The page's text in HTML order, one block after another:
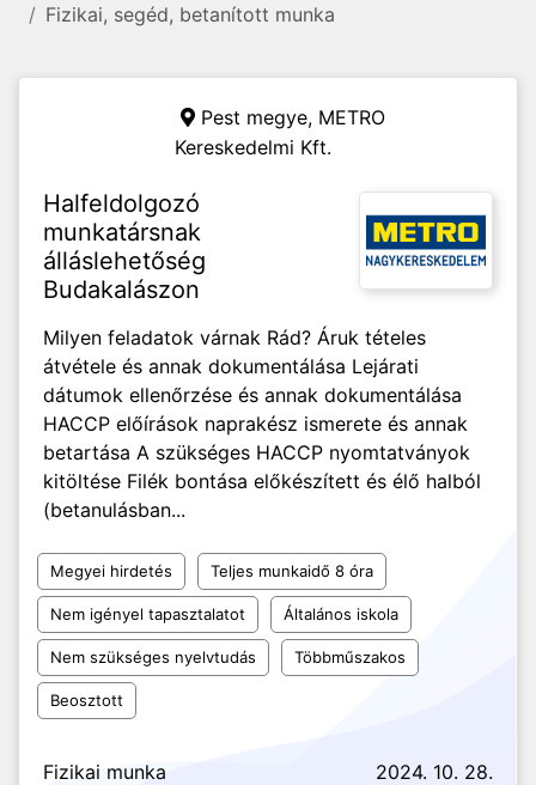
Fizikai, segéd, betanított munka
Pest megye, METRO
Kereskedelmi Kft.
Halfeldolgozó
munkatársnak
álláslehetőség
Budakalászon
Milyen feladatok várnak Rád? Áruk tételes
átvétele és annak dokumentálása Lejárati
dátumok ellenőrzése és annak dokumentálása
HACCP előírások naprakész ismerete és annak
betartása A szükséges HACCP nyomtatványok
kitöltése Filék bontása előkészített és élő halból
(betanulásban...
Megyei hirdetés Teljes munkaidő 8 óra
Nem igényel tapasztalatot Általános iskola
Nem szükséges nyelvtudás Többműszakos
Beosztott
Fizikai munka 2024. 10. 28.